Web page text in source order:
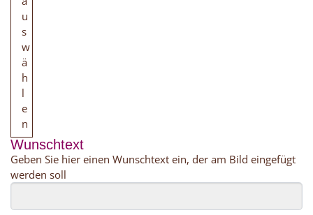
u
s
w
ä
h
l
e
n
Wunschtext
Geben Sie hier einen Wunschtext ein, der am Bild eingefügt
werden soll